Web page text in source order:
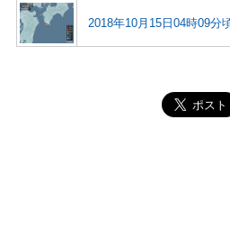
2018年10月15日04時09分